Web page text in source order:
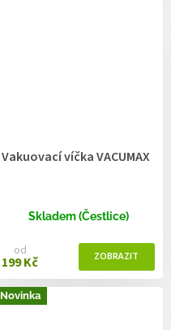
Vakuovací víčka VACUMAX
Skladem (Čestlice)
od
199 Kč
Novinka